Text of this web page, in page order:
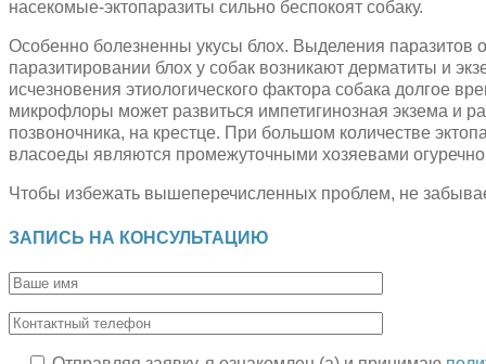
насекомые-эктопаразиты сильно беспокоят собаку.
Особенно болезненны укусы блох. Выделения паразитов
паразитировании блох у собак возникают дерматиты и
исчезновения этиологического фактора собака долгое
микрофлоры может развиться импетигинозная экзема и
позвоночника, на крестце. При большом количестве
власоеды являются промежуточными хозяевами
Чтобы избежать вышеперечисленных проблем, не
ЗАПИСЬ НА КОНСУЛЬТАЦИЮ